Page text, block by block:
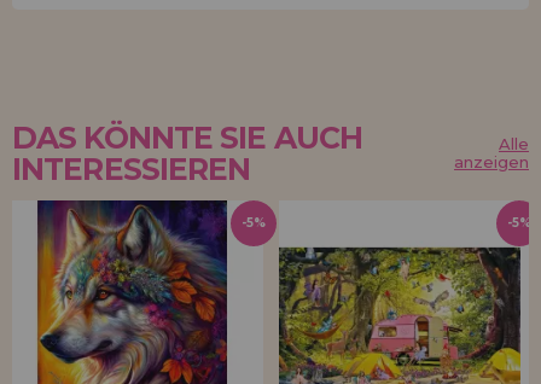
DAS KÖNNTE SIE AUCH
INTERESSIEREN
Alle
anzeigen
-5% -5%